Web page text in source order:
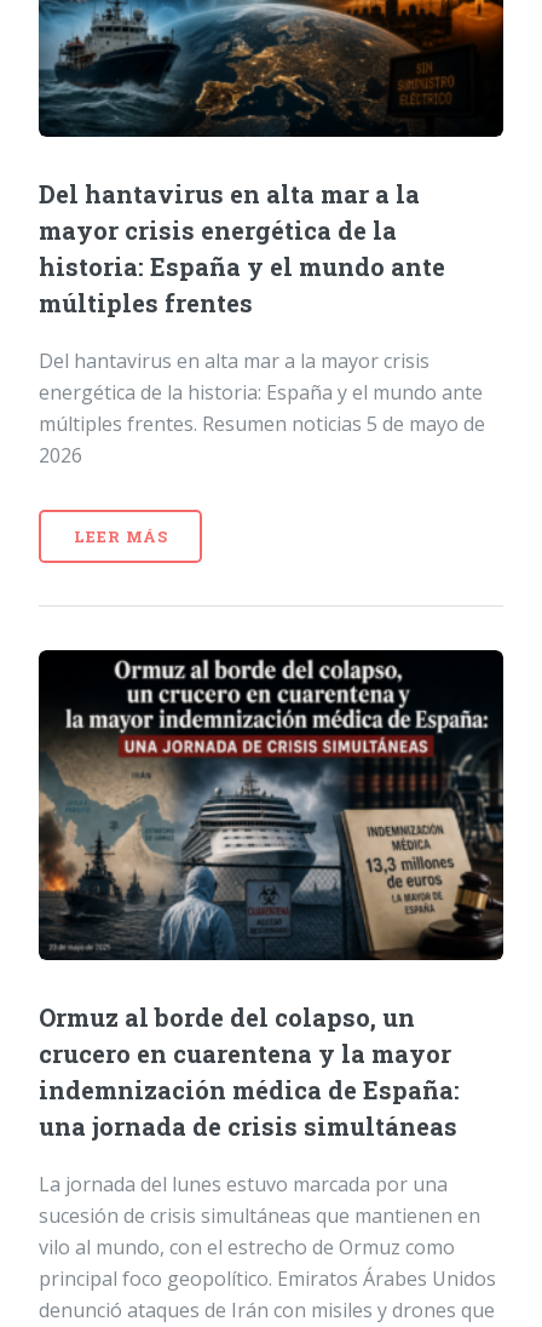
Del hantavirus en alta mar a la
mayor crisis energética de la
historia: España y el mundo ante
múltiples frentes
Del hantavirus en alta mar a la mayor crisis
energética de la historia: España y el mundo ante
múltiples frentes. Resumen noticias 5 de mayo de
2026
LEER MÁS
Ormuz al borde del colapso, un
crucero en cuarentena y la mayor
indemnización médica de España:
una jornada de crisis simultáneas
La jornada del lunes estuvo marcada por una
sucesión de crisis simultáneas que mantienen en
vilo al mundo, con el estrecho de Ormuz como
principal foco geopolítico. Emiratos Árabes Unidos
denunció ataques de Irán con misiles y drones que